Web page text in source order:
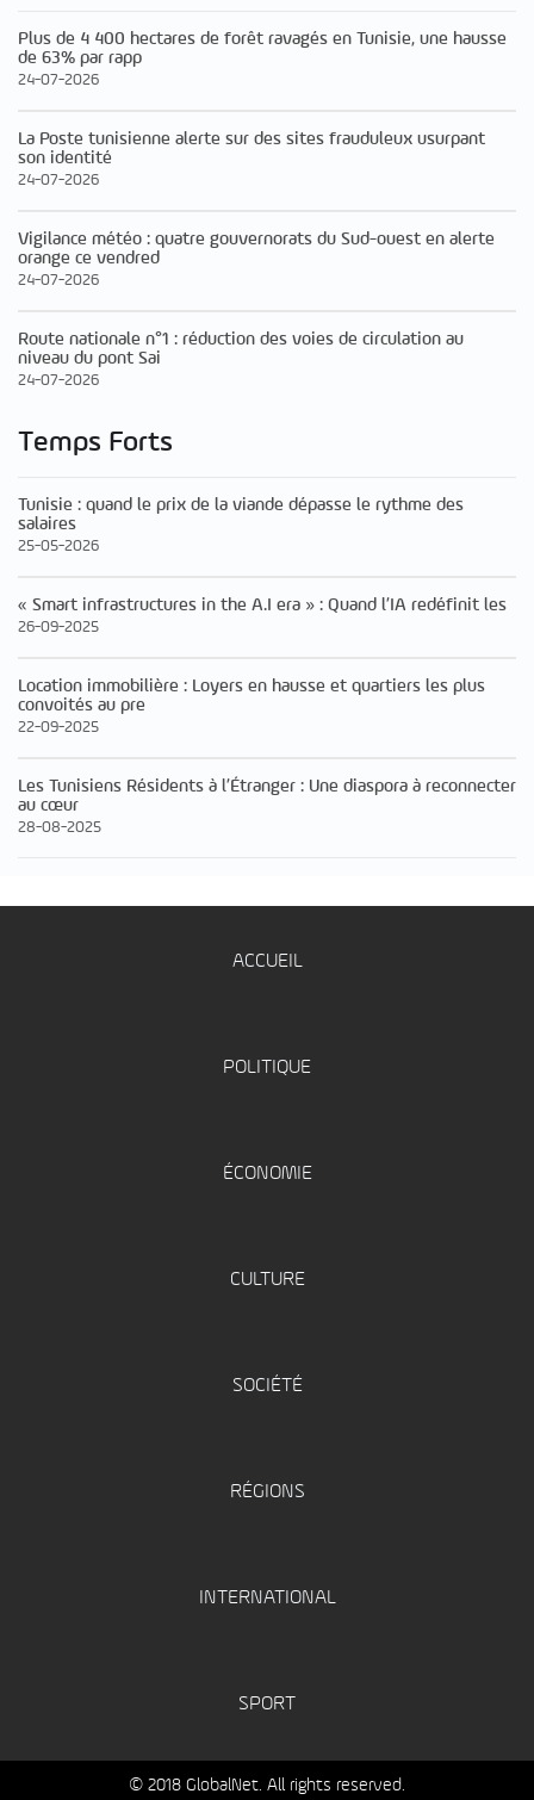
Plus de 4 400 hectares de forêt ravagés en Tunisie, une hausse
de 63% par rapp
24-07-2026
La Poste tunisienne alerte sur des sites frauduleux usurpant
son identité
24-07-2026
Vigilance météo : quatre gouvernorats du Sud-ouest en alerte
orange ce vendred
24-07-2026
Route nationale n°1 : réduction des voies de circulation au
niveau du pont Sai
24-07-2026
Temps Forts
Tunisie : quand le prix de la viande dépasse le rythme des
salaires
25-05-2026
« Smart infrastructures in the A.I era » : Quand l’IA redéfinit les
26-09-2025
Location immobilière : Loyers en hausse et quartiers les plus
convoités au pre
22-09-2025
Les Tunisiens Résidents à l’Étranger : Une diaspora à reconnecter
au cœur
28-08-2025
ACCUEIL
POLITIQUE
ÉCONOMIE
CULTURE
SOCIÉTÉ
RÉGIONS
INTERNATIONAL
SPORT
© 2018 GlobalNet. All rights reserved.